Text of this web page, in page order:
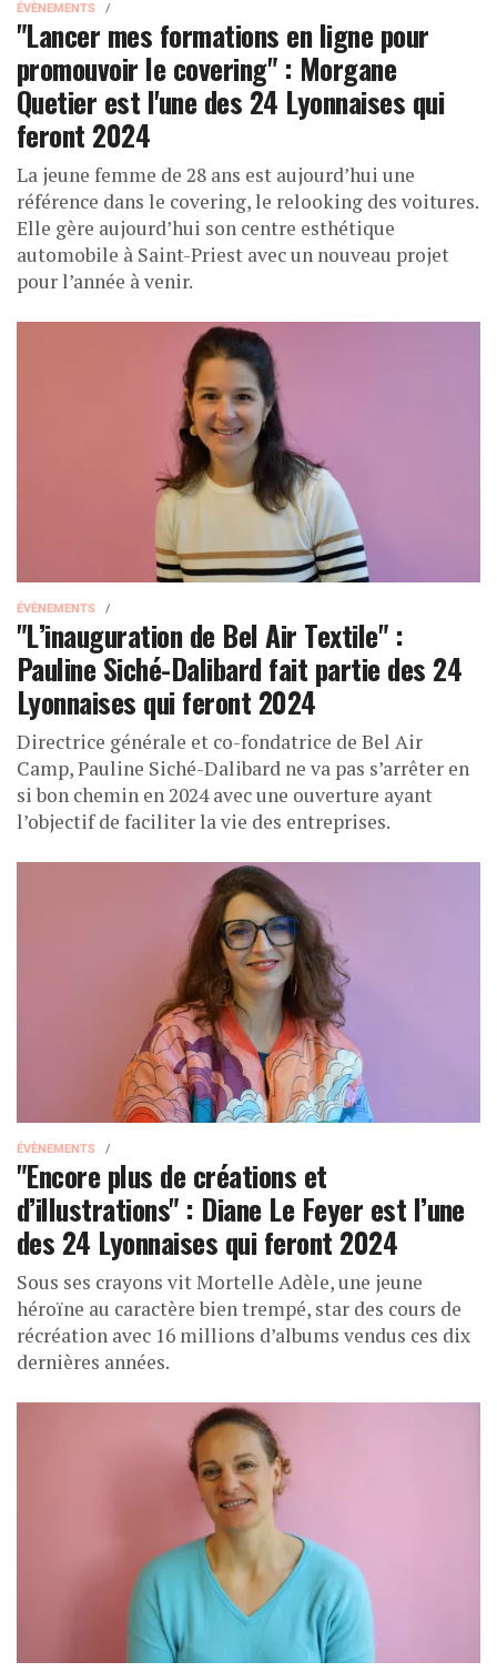
ÉVÈNEMENTS
"Lancer mes formations en ligne pour
promouvoir le covering" : Morgane
Quetier est l'une des 24 Lyonnaises qui
feront 2024
La jeune femme de 28 ans est aujourd’hui une
référence dans le covering, le relooking des voitures.
Elle gère aujourd’hui son centre esthétique
automobile à Saint-Priest avec un nouveau projet
pour l’année à venir.
ÉVÈNEMENTS
"L’inauguration de Bel Air Textile" :
Pauline Siché-Dalibard fait partie des 24
Lyonnaises qui feront 2024
Directrice générale et co-fondatrice de Bel Air
Camp, Pauline Siché-Dalibard ne va pas s’arrêter en
si bon chemin en 2024 avec une ouverture ayant
l’objectif de faciliter la vie des entreprises.
ÉVÈNEMENTS
"Encore plus de créations et
d’illustrations" : Diane Le Feyer est l’une
des 24 Lyonnaises qui feront 2024
Sous ses crayons vit Mortelle Adèle, une jeune
héroïne au caractère bien trempé, star des cours de
récréation avec 16 millions d’albums vendus ces dix
dernières années.